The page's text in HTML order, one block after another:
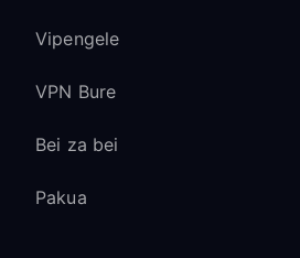
Vipengele
VPN Bure
Bei za bei
Pakua